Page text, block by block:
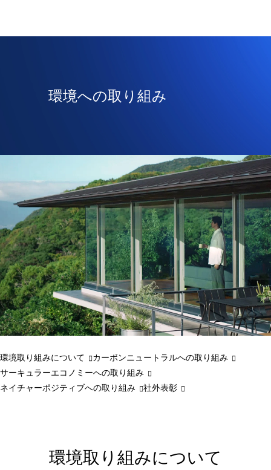
環境への取り組み
環境取り組みについて
カーボンニュートラルへの取り組み
サーキュラーエコノミーへの取り組み
ネイチャーポジティブへの取り組み
社外表彰
環境取り組みについて